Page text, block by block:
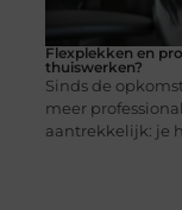
Flexplekken en
thuiswerken?
Sinds de
meer
aantrekkelijk: je